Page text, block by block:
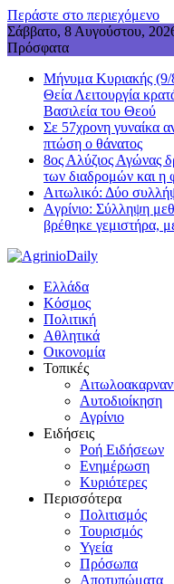
Περάστε στο περιεχόμενο
Σάββατο, 8 Αυγούστου,
Πρόσφατα
Μήνυμα Κυριακής
Θεία Λειτουργία
Βασιλεία του Θεού
Σε 57χρονη γυναίκα
πτώση ο θάνατος
8ος Αλύζιος Αγώνας
των διαδρομών και η
Aιτωλικό: Δύο
Aγρίνιο: Σύλληψη
βρέθηκε γεμιστήρα,
Ελλάδα
Κόσμος
Πολιτική
Αθλητικά
Οικονομία
Τοπικές
Αυτοδιοίκηση
Αγρίνιο
Ειδήσεις
Ροή Ειδήσεων
Ενημέρωση
Κυριότερες
Περισσότερα
Πολιτισμός
Τουρισμός
Υγεία
Πρόσωπα
Αποτυπώματα